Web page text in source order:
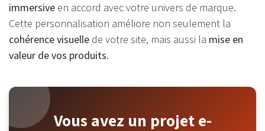
immersive en accord avec votre univers de marque.
Cette personnalisation améliore non seulement la
cohérence visuelle de votre site, mais aussi la mise en
valeur de vos produits.
Vous avez un projet e-